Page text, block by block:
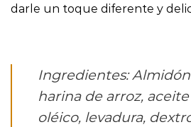
darle un toque diferente y
Ingredientes:
harina de arroz,
oléico, levadura,